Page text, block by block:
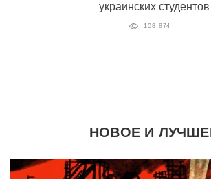
украинских студентов
108 874
НОВОЕ И